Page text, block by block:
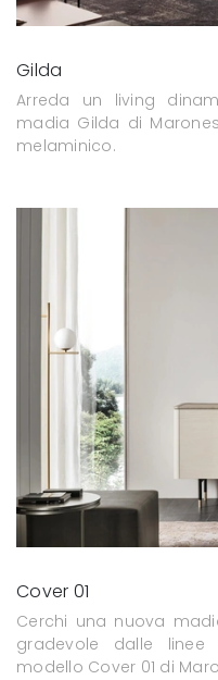
Gilda
Arreda un living
madia Gilda di
melaminico.
Cover 01
Cerchi una nuova
gradevole dalle linee
modello Cover 01 di